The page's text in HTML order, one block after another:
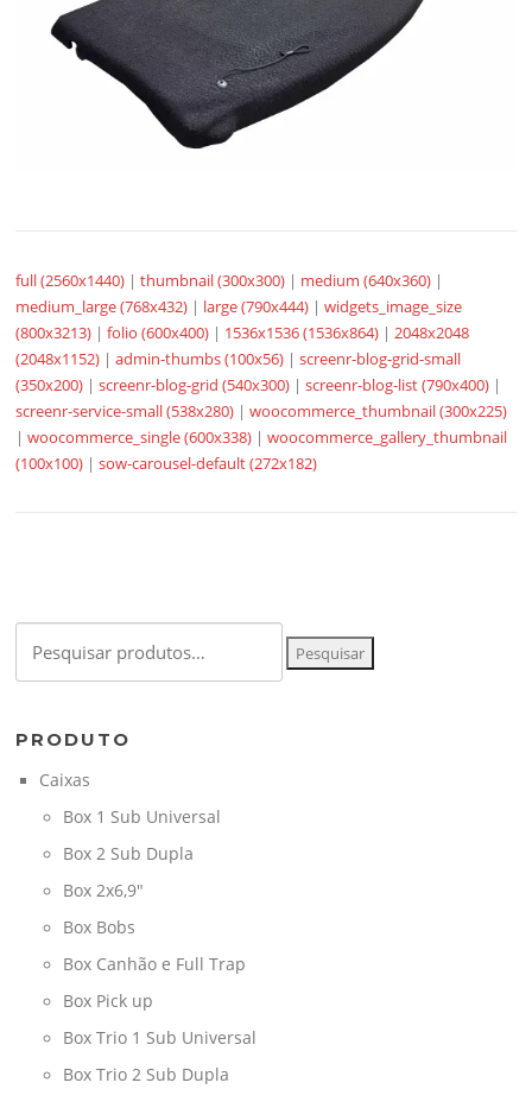
full (2560x1440) |thumbnail (300x300) | medium (640x360) |
medium_large (768x432) | large (790x444) |widgets_image_size
(800x3213) |folio (600x400) | 1536x1536 (1536x864) |2048x2048
(2048x1152) |admin-thumbs (100x56) |screenr-blog-grid-small
(350x200) |screenr-blog-grid (540x300) |screenr-blog-list (790x400) |
screenr-service-small (538x280) |woocommerce_thumbnail (300x225)
|woocommerce_single (600x338) |woocommerce_gallery_thumbnail
(100x100) |sow-carousel-default (272x182)
por:
Pesquisar
PRODUTO
Caixas
Box 1 Sub Universal
Box 2 Sub Dupla
Box 2x6,9"
Box Bobs
Box Canhão e Full Trap
Box Pick up
Box Trio 1 Sub Universal
Box Trio 2 Sub Dupla